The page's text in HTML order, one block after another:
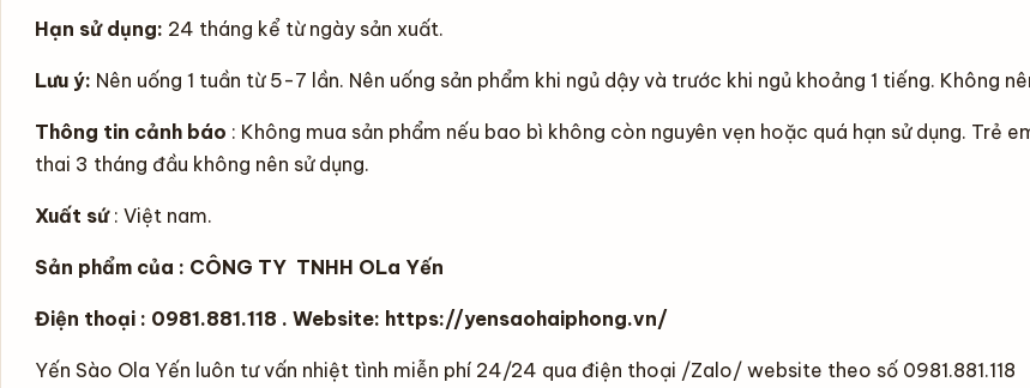
Hạn sử dụng: 24 tháng kể từ ngày sản xuất.
Lưu ý: Nên uống 1 tuần từ 5-7 lần. Nên uống sản phẩm khi ngủ dậy và trước khi ngủ khoảng 1 tiếng. Không
Thông tin cảnh báo : Không mua sản phẩm nếu bao bì không còn nguyên vẹn hoặc quá hạn sử dụng. Trẻ
thai 3 tháng đầu không nên sử dụng.
Xuất sứ: Việt nam.
Sản phẩm của : CÔNG TY TNHH OLa Yến
Điện thoại : 0981.881.118 . Website: https://yensaohaiphong.vn/
Yến Sào Ola Yến luôn tư vấn nhiệt tình miễn phí 24/24 qua điện thoại /Zalo/ website theo số 0981.881.118